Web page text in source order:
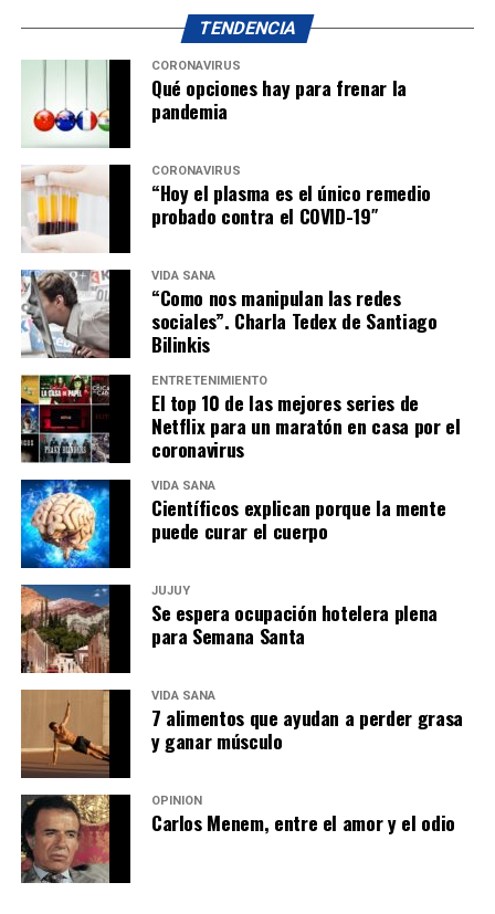
TENDENCIA
CORONAVIRUS
Qué opciones hay para frenar la
pandemia
CORONAVIRUS
“Hoy el plasma es el único remedio
probado contra el COVID-19″
VIDA SANA
“Como nos manipulan las redes
sociales”. Charla Tedex de Santiago
Bilinkis
ENTRETENIMIENTO
El top 10 de las mejores series de
Netflix para un maratón en casa por el
coronavirus
VIDA SANA
Científicos explican porque la mente
puede curar el cuerpo
JUJUY
Se espera ocupación hotelera plena
para Semana Santa
VIDA SANA
7 alimentos que ayudan a perder grasa
y ganar músculo
OPINIÓN
Carlos Menem, entre el amor y el odio